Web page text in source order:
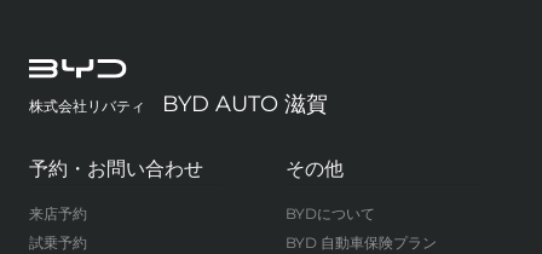
株式会社リバティ BYD AUTO 滋賀
予約・お問い合わせ
来店予約
試乗予約
その他
BYDについて
BYD 自動車保険プラン